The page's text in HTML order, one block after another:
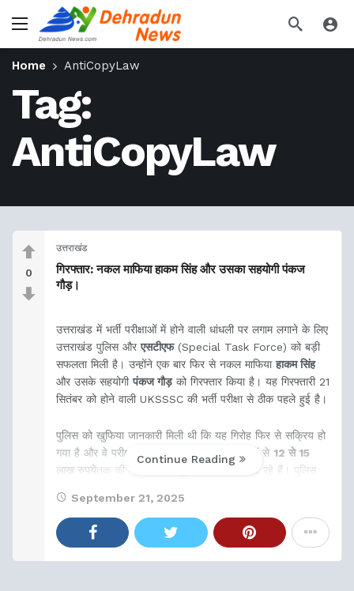
Home AntiCopyLaw
Tag:
AntiCopyLaw
0
उत्तराखंड
गिरफ्तार: नकल माफिया हाकम सिंह और उसका सहयोगी पंकज
गौड़।
उत्तराखंड में भर्ती परीक्षाओं में होने वाली धांधली पर लगाम लगाने के लिए
उत्तराखंड पुलिस औरएसटीएफ(Special Task Force) को बड़ी
सफलता मिली है। उन्होंने एक बार फिर से नकल माफियाहाकम सिंह
और उसके सहयोगीपंकज गौड़को गिरफ्तार किया है। यह गिरफ्तारी 21
सितंबर को होने वाली UKSSSC की भर्ती परीक्षा से ठीक पहले हुई है।
पुलिस को खुफिया जानकारी मिली थी कि यह गिरोह फिर से सक्रिय हो
गया है और वे परीक्षा में पास कराने के नाम पर छात्रों से 12 से 15
लाख रुपयेतक की मोटी रकम वसूलने की कोशिश कर रहे हैं। पुलिस
Continue Reading
September 21, 2025